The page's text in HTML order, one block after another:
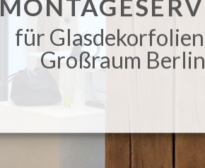
für
Großraum Berlin